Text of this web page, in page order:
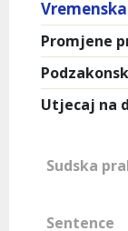
Promjene
Utjecaj na
Sudska
Sentence